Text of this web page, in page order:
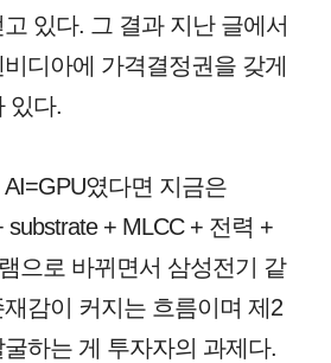
있다. 그 결과 지난 글에서
디아에 가격결정권을 갖게
있다.
였다면 지금은
substrate + MLCC + 전력 +
으로 바뀌면서 삼성전기 같
감이 커지는 흐름이며 제2
하는 게 투자자의 과제다.